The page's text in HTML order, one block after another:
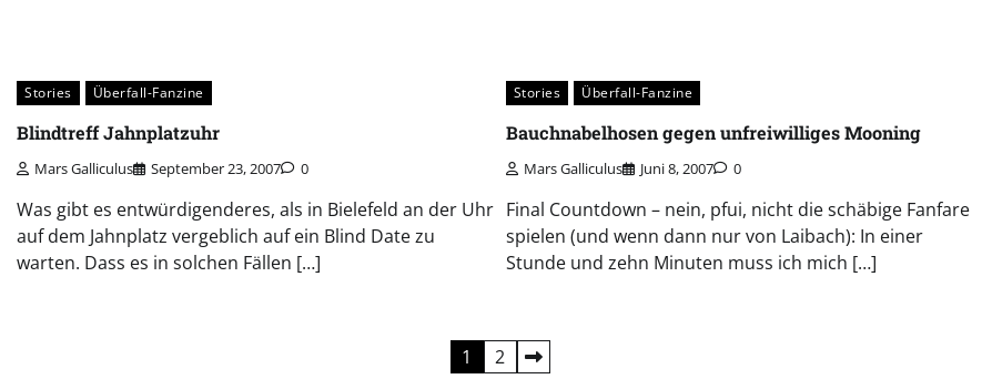
Stories Überfall-Fanzine
Blindtreff Jahnplatzuhr
Mars Galliculus September 23, 2007 0
Was gibt es entwürdigenderes, als in Bielefeld an der Uhr
auf dem Jahnplatz vergeblich auf ein Blind Date zu
warten. Dass es in solchen Fällen […]
Stories Überfall-Fanzine
Bauchnabelhosen gegen unfreiwilliges Mooning
Mars Galliculus Juni 8, 2007 0
Final Countdown – nein, pfui, nicht die schäbige Fanfare
spielen (und wenn dann nur von Laibach): In einer
Stunde und zehn Minuten muss ich mich […]
1 2